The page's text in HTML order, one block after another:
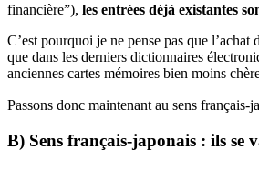
financière”), les entrées déjà existantes
C’est pourquoi je ne pense pas que
que dans les derniers dictionnaires
anciennes cartes mémoires bien moins
Passons donc maintenant au sens
B) Sens français-japonais : ils se